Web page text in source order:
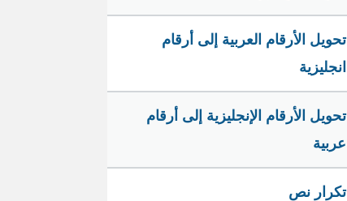
تحويل الأرقام العربية إلى أرقام
انجليزية
تحويل الأرقام الإنجليزية إلى أرقام
عربية
تكرار نص